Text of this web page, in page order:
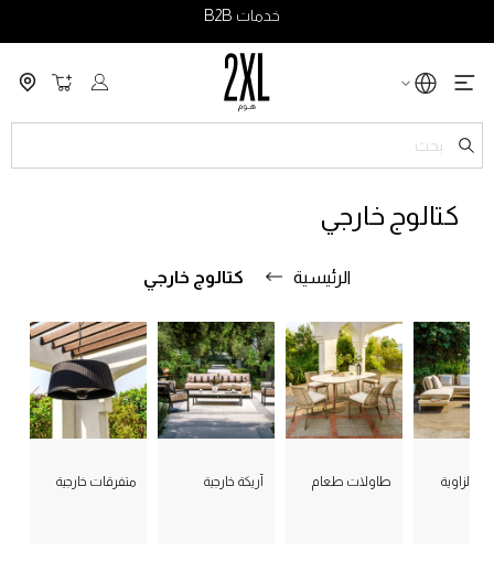
خدمات B2B
سلة
كتالوج خارجي
الرئيسية كتالوج خارجي
متفرقات خارجية أريكة خارجية طاولات طعام
الزاوية